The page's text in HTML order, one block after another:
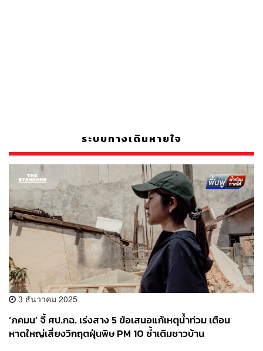
ระบบทางเดินหายใจ
3 ธันวาคม 2025
​‘ภคมน’ จี้ ศป.กฉ. เร่งสาง 5 ข้อเสนอแก้เหตุน้ำท่วม เตือน
หาดใหญ่เสี่ยงวิกฤตฝุ่นพิษ PM 10 ซ้ำเติมชาวบ้าน